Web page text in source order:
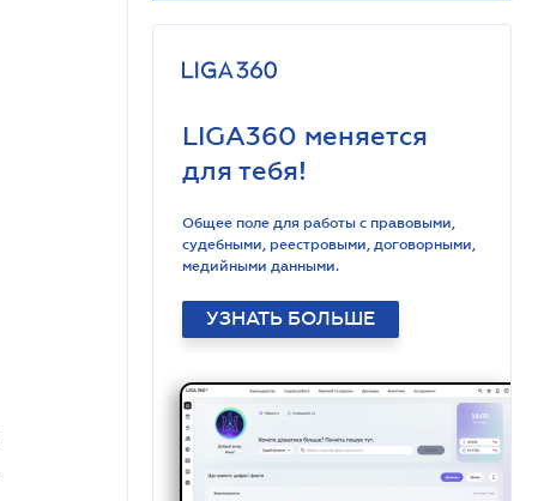
LIGA360 меняется
для тебя!
Общее поле для работы с правовыми,
судебными, реестровыми, договорными,
медийными данными.
УЗНАТЬ БОЛЬШЕ